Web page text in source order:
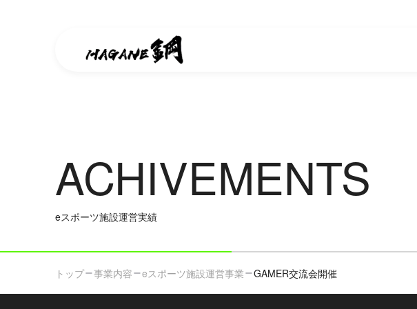
ACHIVEMENTS
eスポーツ施設運営実績
トップ 事業内容 eスポーツ施設運営事業 GAMER交流会開催